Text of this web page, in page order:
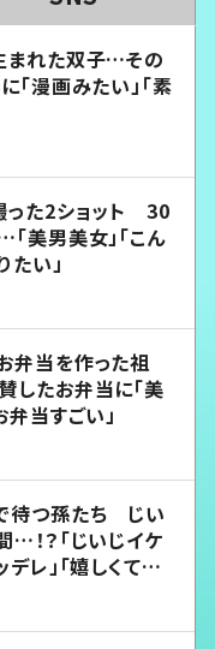
まれた双子…その
「漫画みたい」「素
った2ショット 30
美男美女」「こん
たい」
弁当を作った祖
たお弁当に「美
弁当すごい」
待つ孫たち じい
…！？「じいじイケ
デレ」「嬉しくて可